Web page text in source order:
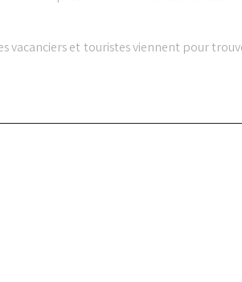
vacanciers et touristes viennent pour